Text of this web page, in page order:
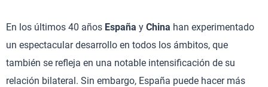
En los últimos 40 años España y China han experimentado
un espectacular desarrollo en todos los ámbitos, que
también se refleja en una notable intensificación de su
relación bilateral. Sin embargo, España puede hacer más